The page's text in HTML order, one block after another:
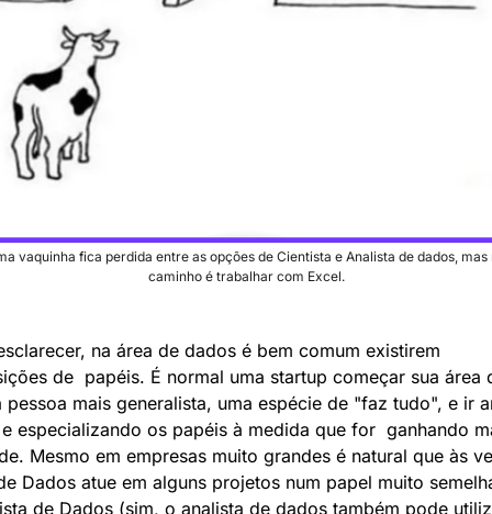
vaquinha fica perdida entre as opções de Cientista e Analista de dados,
caminho é trabalhar com Excel.
na área de dados é bem comum existirem
de  papéis. É normal uma startup começar sua área
pessoa mais generalista, uma espécie de "faz tudo", e ir
especializando os papéis à medida que for  ganhando
Mesmo em empresas muito grandes é natural que às
Dados atue em alguns projetos num papel muito
de Dados (sim, o analista de dados também pode